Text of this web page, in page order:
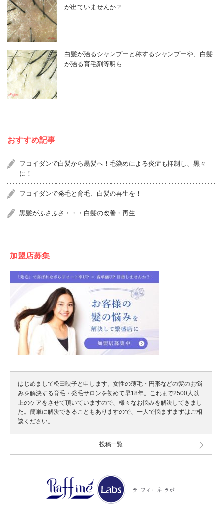
が出ていませんか？…
白髪が治るシャンプーと称するシャンプーや、白髪
が治る育毛剤等明ら…
おすすめ記事
フコイダンで白髪から黒髪へ！毛染めによる炎症も抑制し、黒々
に！
フコイダンで発毛と育毛、白髪の再生を！
黒髪がふさふさ・・・白髪の改善・再生
加盟店募集
はじめまして松田映子と申します。女性の薄毛・円形などの髪のお悩
みを解決する育毛・発毛サロンを初めて早18年。これまで2500人以
上のケアをさせて頂いていますので、様々なお悩みを解決してきまし
た。簡単に解決できることもありますので、一人で悩まずまずはご相
談ください。
投稿一覧